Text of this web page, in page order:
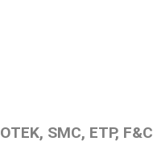
SMC, ETP, F&C